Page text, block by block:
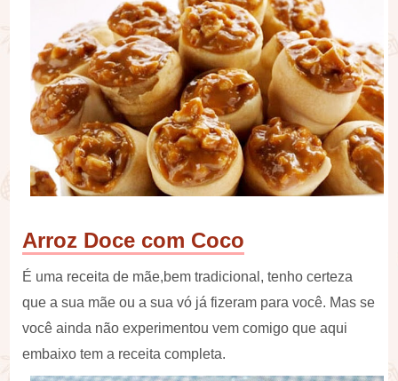
Arroz Doce com Coco
É uma receita de mãe,bem tradicional, tenho certeza
que a sua mãe ou a sua vó já fizeram para você. Mas se
você ainda não experimentou vem comigo que aqui
embaixo tem a receita completa.